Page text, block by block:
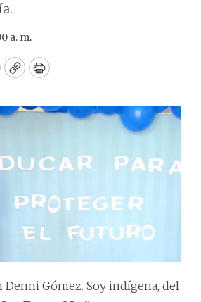
a. m.
CopyPrint
Gómez. Soy indígena, del